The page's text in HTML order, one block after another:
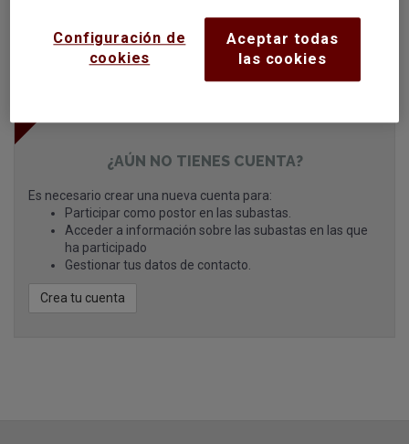
Entrar con certificado digital
¿AÚN NO TIENES CUENTA?
Es necesario crear una nueva cuenta para:
Participar como postor en las subastas.
Acceder a información sobre las subastas en las que
ha participado
Gestionar tus datos de contacto.
Crea tu cuenta
Aceptar todas
las cookies
Configuración de
cookies